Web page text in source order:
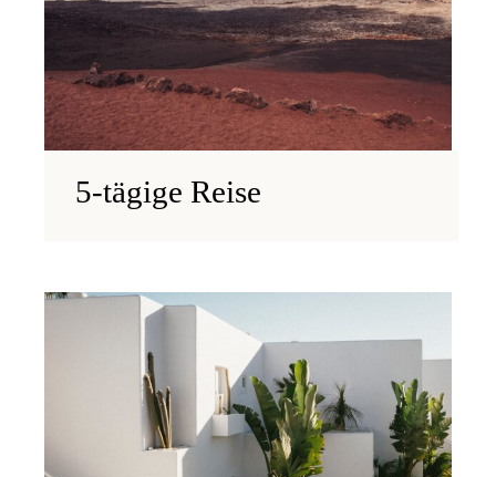
5-tägige Reise